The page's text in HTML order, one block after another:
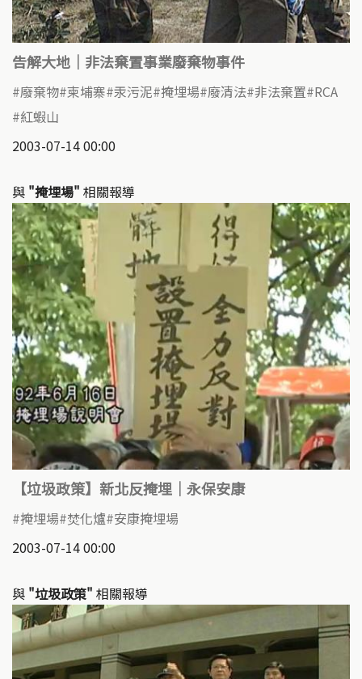
告解大地｜非法棄置事業廢棄物事件
廢棄物 柬埔寨 汞污泥 掩埋場 廢清法 非法棄置 RCA
紅蝦山
2003-07-14 00:00
與 "掩埋場" 相關報導
【垃圾政策】新北反掩埋｜永保安康
掩埋場 焚化爐 安康掩埋場
2003-07-14 00:00
與 "垃圾政策" 相關報導